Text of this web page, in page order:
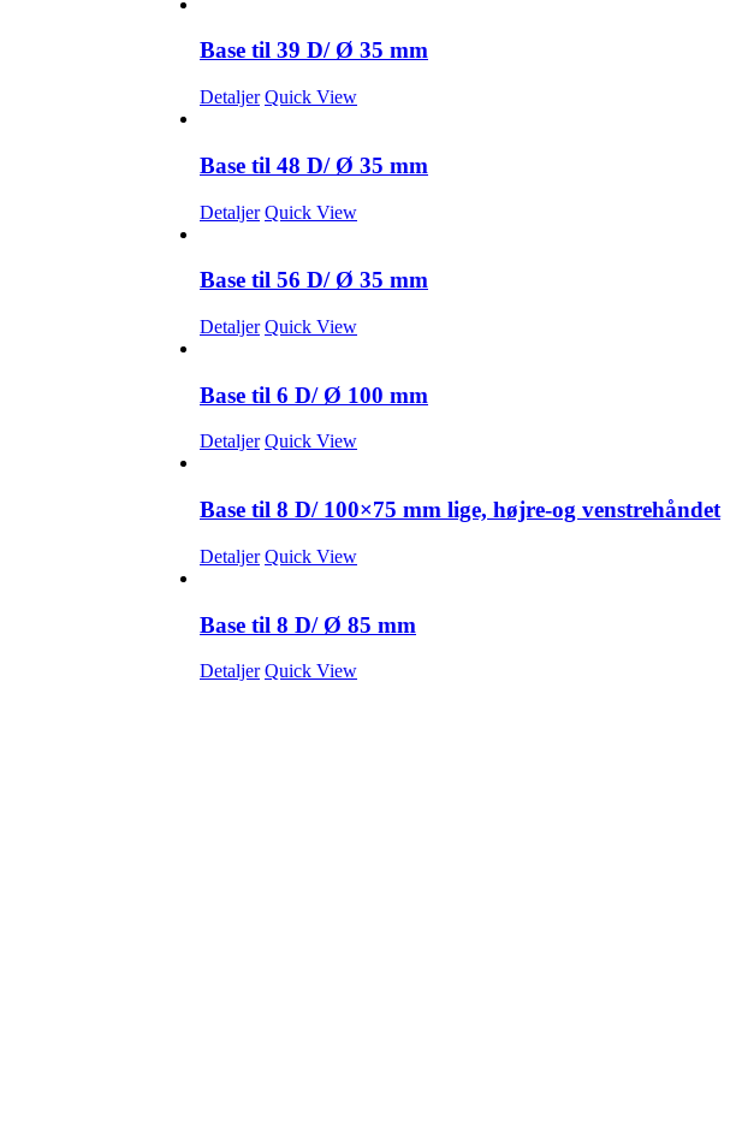
Base til 39 D/ Ø 35 mm
Detaljer Quick View
Base til 48 D/ Ø 35 mm
Detaljer Quick View
Base til 56 D/ Ø 35 mm
Detaljer Quick View
Base til 6 D/ Ø 100 mm
Detaljer Quick View
Base til 8 D/ 100×75 mm lige, højre-og venstrehåndet
Detaljer Quick View
Base til 8 D/ Ø 85 mm
Detaljer Quick View